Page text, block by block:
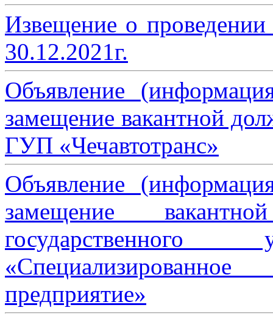
Извещение о
30.12.2021г.
Объявление
замещение вакантной
ГУП «Чечавтотранс»
Объявление
замещение
государственного
«Специализированное
предприятие»